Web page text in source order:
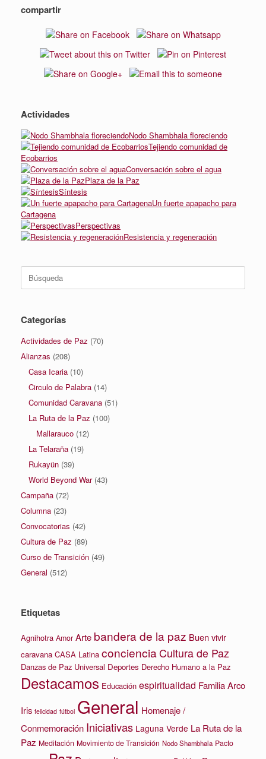
compartir
Actividades
Nodo Shambhala floreciendo
Tejiendo comunidad de
Ecobarrios
Conversación sobre el agua
Plaza de la Paz
Síntesis
Un fuerte apapacho para
Cartagena
Perspectivas
Resistencia y regeneración
Categorías
Actividades de Paz (70)
Alianzas (208)
Casa Icaria (10)
Circulo de Palabra (14)
Comunidad Caravana (51)
La Ruta de la Paz (100)
Mallarauco (12)
La Telaraña (19)
Rukayün (39)
World Beyond War(43)
Campaña (72)
Columna (23)
Convocatorias (42)
Cultura de Paz (89)
Curso de Transición (49)
General (512)
Etiquetas
Agnihotra Amor Arte bandera de la paz Buen vivir
caravana CASA Latina concienciaCultura de Paz
Danzas de Paz Universal Deportes Derecho Humano a la Paz
Destacamos Educación espiritualidad Familia Arco
Iris felicidad fútbol General Homenaje /
Conmemoración Iniciativas Laguna Verde La Ruta de la
Paz Meditación Movimiento de Transición Nodo Shambhala Pacto